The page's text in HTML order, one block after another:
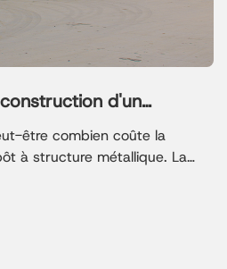
d'un
être combien coûte la
à structure métallique. La
à sec, mais les prix
besoins spécifiques.